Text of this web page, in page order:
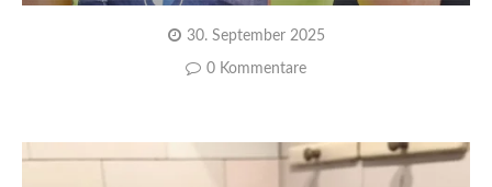
30. September 2025
0 Kommentare